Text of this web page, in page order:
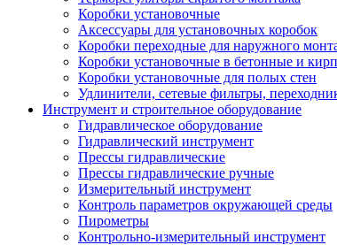
Коробки установочные
Аксессуары для установочных коробок
Коробки переходные для наружного
Коробки установочные в бетонные и
Коробки установочные для полых стен
Удлинители, сетевые фильтры,
Инструмент и строительное оборудование
Гидравлическое оборудование
Гидравлический инструмент
Прессы гидравлические
Прессы гидравлические ручные
Измерительный инструмент
Контроль параметров окружающей среды
Пирометры
Контрольно-измерительный инструмент